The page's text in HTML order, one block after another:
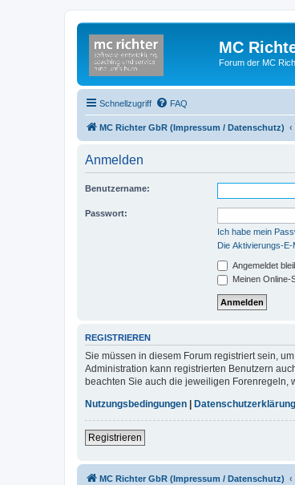
MC
Forum der MC
Schnellzugriff FAQ
MC Richter GbR (Impressum / Datenschutz)
Anmelden
Benutzername:
Passwort:
Ich habe mein
Die Aktivierungs-
Angemeldet
Meinen Online-
REGISTRIEREN
Sie müssen in diesem Forum registriert sein,
Administration kann registrierten Benutzern
beachten Sie auch die jeweiligen Forenregeln,
Nutzungsbedingungen
Datenschutzerklärung
Registrieren
MC Richter GbR (Impressum / Datenschutz)